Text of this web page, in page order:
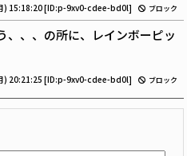
) 15:18:20[ID:p-9xv0-cdee-bd0l] ブロック
、、、の所に、レインボーピッ
) 20:21:25 [ID:p-9xv0-cdee-bd0l] ブロック